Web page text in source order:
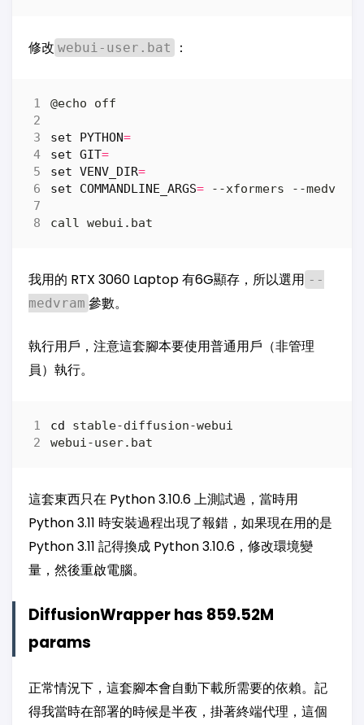
修改 webui-user.bat ：
set PYTHON=
set GIT=
set VENV_DIR=
set
COMMANDLINE_ARGS=
我用的 RTX 3060 Laptop 有6G顯存，所以選用 --
medvram 參數。
執行用戶，注意這套腳本要使用普通用戶（非管理
員）執行。
cd
這套東西只在 Python 3.10.6 上測試過，當時用
Python 3.11 時安裝過程出現了報錯，如果現在用的是
Python 3.11 記得換成 Python 3.10.6，修改環境變
量，然後重啟電腦。
DiffusionWrapper has 859.52M
params
正常情況下，這套腳本會自動下載所需要的依賴。記
得我當時在部署的時候是半夜，掛著終端代理，這個